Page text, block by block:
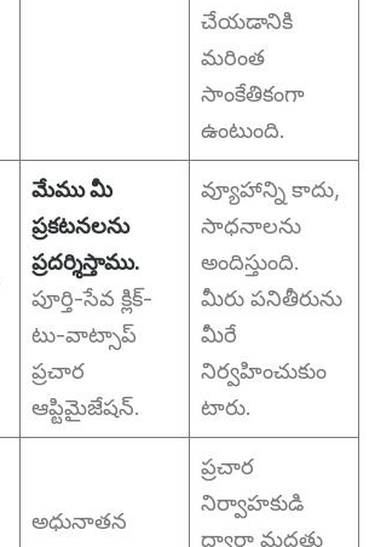
చేయడానికి
మరింత
సాంకేతికంగా
ఉంటుంది.
మేము మీ
ప్రకటనలను
ప్రదర్శిస్తాము.
పూర్తి-సేవ క్లిక్-
టు-వాట్సాప్
ప్రచార
ఆప్టిమైజేషన్.
వ్యూహాన్ని కాదు,
సాధనాలను
అందిస్తుంది.
మీరు పనితీరును
మీరే
నిర్వహించుకుం
టారు.
అధునాతన
ప్రచార
నిర్వాహకుడి
ద్వారా మద్దతు